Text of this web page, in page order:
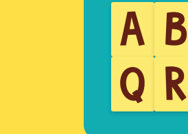
A B
Q R